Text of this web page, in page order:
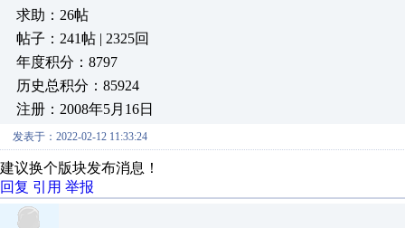
求助：26帖
帖子：241帖 | 2325回
年度积分：8797
历史总积分：85924
注册：2008年5月16日
发表于：2022-02-12 11:33:24
建议换个版块发布消息！
回复 引用 举报